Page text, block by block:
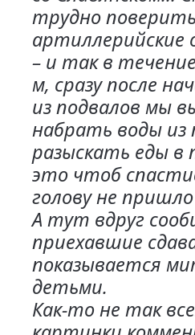
трудно
– и так в
м, сразу после
из подвалов мы
набрать воды
разыскать еды в
это чтоб
голову не
А тут вдруг
приехавшие
показывается
детьми.
Как-то не так